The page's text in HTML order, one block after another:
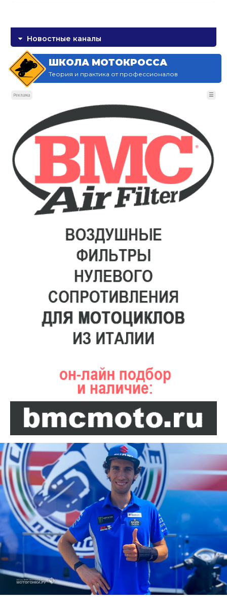
Новостные каналы
ШКОЛА МОТОКРОССА
Теория и практика от профессионалов
Реклама ☰